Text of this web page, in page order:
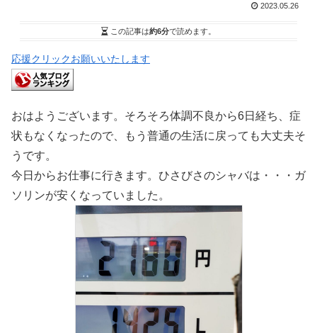
2023.05.26
この記事は約6分で読めます。
応援クリックお願いいたします
おはようございます。そろそろ体調不良から6日経ち、症
状もなくなったので、もう普通の生活に戻っても大丈夫そ
うです。
今日からお仕事に行きます。ひさびさのシャバは・・・ガ
ソリンが安くなっていました。